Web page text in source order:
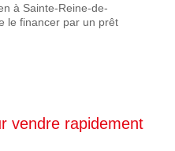
à Sainte-Reine-de-
le financer par un prêt
vendre rapidement